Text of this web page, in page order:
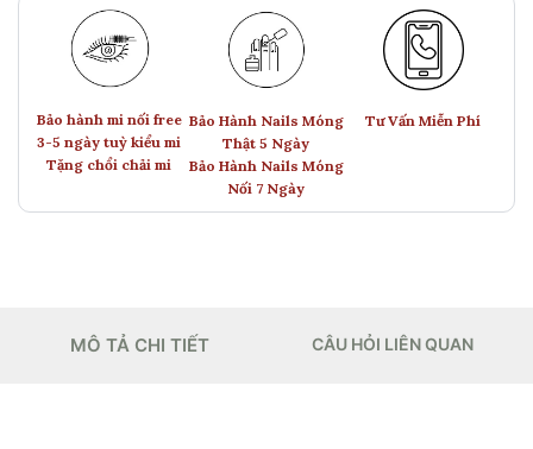
Bảo hành mi nối free
3-5 ngày tuỳ kiểu mi
Tặng chổi chải mi
Bảo Hành Nails Móng
Thật 5 Ngày
Bảo Hành Nails Móng
Nối 7 Ngày
Tư Vấn Miễn Phí
MÔ TẢ CHI TIẾT CÂU HỎI LIÊN QUAN